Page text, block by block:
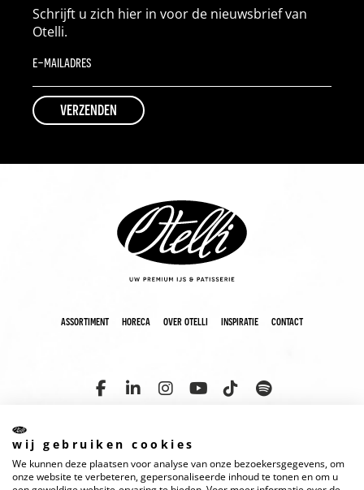
Schrijft u zich hier in voor de nieuwsbrief van
Otelli.
assortiment horeca over otelli inspiratie contact
copyright 2025 otelli disclaimer cookies privacyverklaring
wij gebruiken cookies
We kunnen deze plaatsen voor analyse van onze bezoekersgegevens, om
onze website te verbeteren, gepersonaliseerde inhoud te tonen en om u